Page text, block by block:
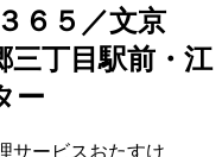
６５／文京
三丁目駅前・江
ー